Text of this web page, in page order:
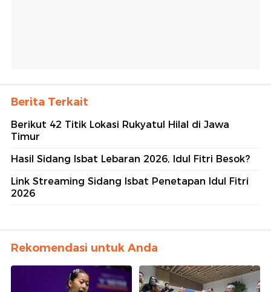
Berita Terkait
Berikut 42 Titik Lokasi Rukyatul Hilal di Jawa
Timur
Hasil Sidang Isbat Lebaran 2026, Idul Fitri Besok?
Link Streaming Sidang Isbat Penetapan Idul Fitri
2026
Rekomendasi untuk Anda